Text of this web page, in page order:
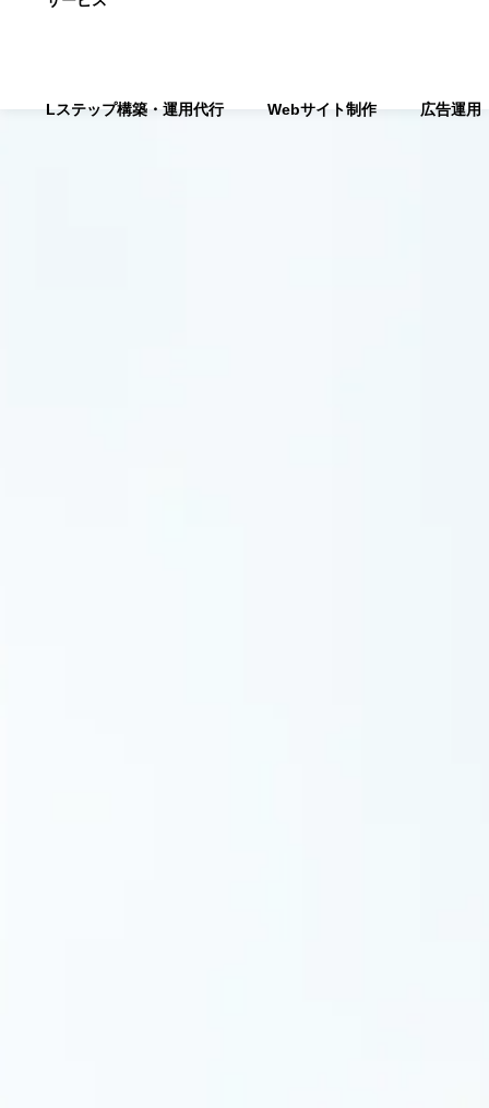
Lステップ構築・運用代行 Webサイト制作 広告運用